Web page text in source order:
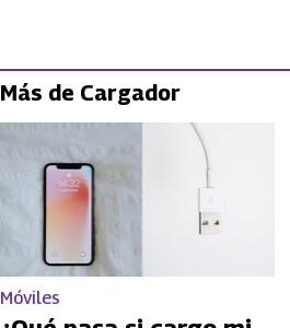
Más de Cargador
Móviles